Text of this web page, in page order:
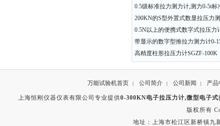
0.5级标准拉力测力计,测力0-5t标
200KN的S型外置式数显拉压力
0.5N以上的便携式数字式拉压力
带显示的数字型推拉力测力计0-
高精度柱形拉压力计SGZF-100K
万能试验机首页 | 公司简介 | 公司新闻 | 产品
上海恒刚仪器仪表有限公司专业提供0-300KN电子拉压力计,微型电子式
版权所有
地址：上海市松江区新桥镇九